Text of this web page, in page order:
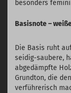
besonders
Basisnote –
Die Basis ruht
seidig-saubere,
abgedämpfte
Grundton, die
verführerisch